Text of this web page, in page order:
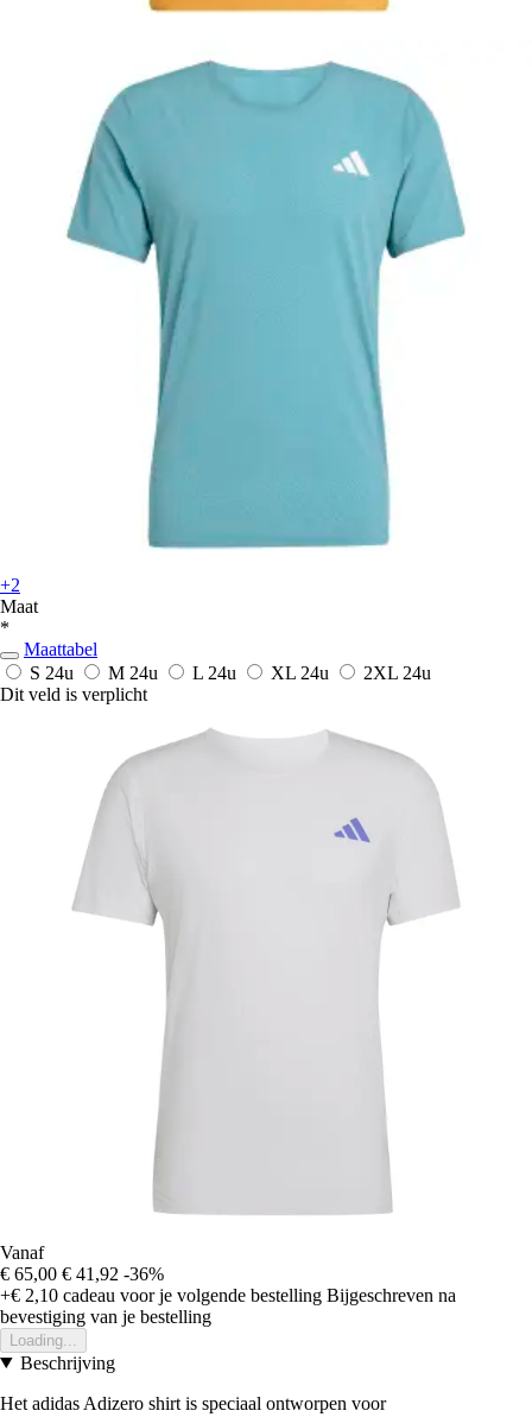
+2
Maat
*
Maattabel
S 24u M 24u L 24u XL 24u 2XL 24u
Dit veld is verplicht
Vanaf
€ 65,00 € 41,92 -36%
+€ 2,10 cadeau voor je volgende bestelling Bijgeschreven na
bevestiging van je bestelling
Loading...
Beschrijving
Het adidas Adizero shirt is speciaal ontworpen voor